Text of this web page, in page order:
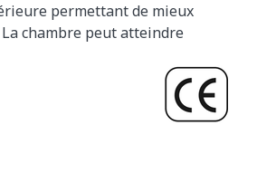
permettant de mieux
chambre peut atteindre